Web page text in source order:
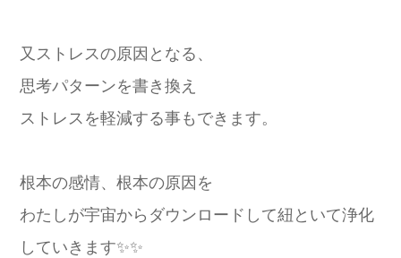
又ストレスの原因となる、
思考パターンを書き換え
ストレスを軽減する事もできます。
根本の感情、根本の原因を
わたしが宇宙からダウンロードして紐といて浄化
していきます✨️✨️